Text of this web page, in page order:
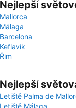
Nejlepší
Mallorca
Málaga
Barcelona
Keflavík
Řím
Nejlepší
Letiště Palma de
Letiště Málaga